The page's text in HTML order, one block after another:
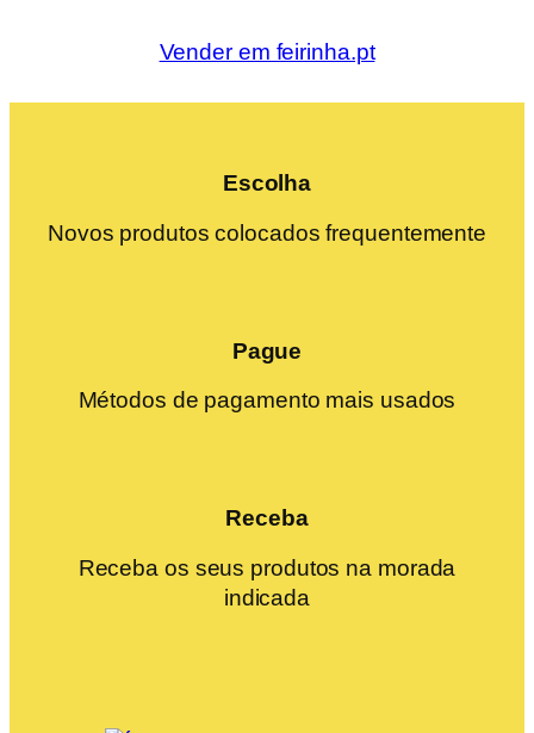
Vender em feirinha.pt
Escolha
Novos produtos colocados frequentemente
Pague
Métodos de pagamento mais usados
Receba
Receba os seus produtos na morada
indicada